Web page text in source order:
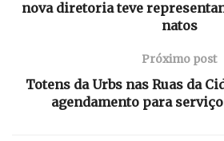
nova diretoria teve
natos
Próximo post
Totens da Urbs nas Ruas da
agendamento para